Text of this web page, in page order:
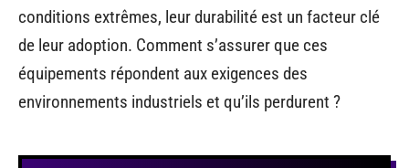
conditions extrêmes, leur durabilité est un facteur clé
de leur adoption. Comment s’assurer que ces
équipements répondent aux exigences des
environnements industriels et qu’ils perdurent ?